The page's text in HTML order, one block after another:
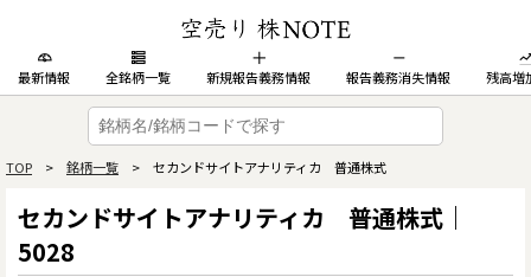
最新情報 全銘柄一覧 新規報告義務情報 報告義務消失情報 残高増
TOP > 銘柄一覧 > セカンドサイトアナリティカ 普通株式
セカンドサイトアナリティカ 普通株式｜
5028